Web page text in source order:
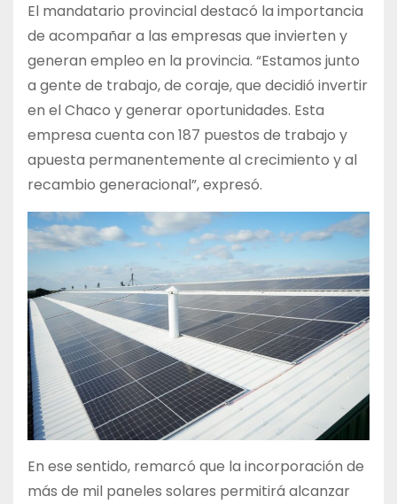
El mandatario provincial destacó la importancia
de acompañar a las empresas que invierten y
generan empleo en la provincia. “Estamos junto
a gente de trabajo, de coraje, que decidió invertir
en el Chaco y generar oportunidades. Esta
empresa cuenta con 187 puestos de trabajo y
apuesta permanentemente al crecimiento y al
recambio generacional”, expresó.
En ese sentido, remarcó que la incorporación de
más de mil paneles solares permitirá alcanzar